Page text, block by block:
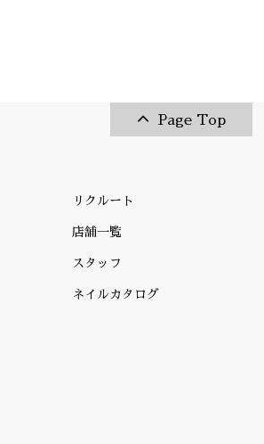
Page Top
リクルート
店舗一覧
スタッフ
ネイルカタログ